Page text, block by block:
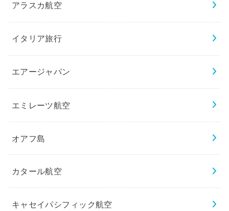
アラスカ航空
イタリア旅行
エアージャパン
エミレーツ航空
オアフ島
カタール航空
キャセイパシフィック航空